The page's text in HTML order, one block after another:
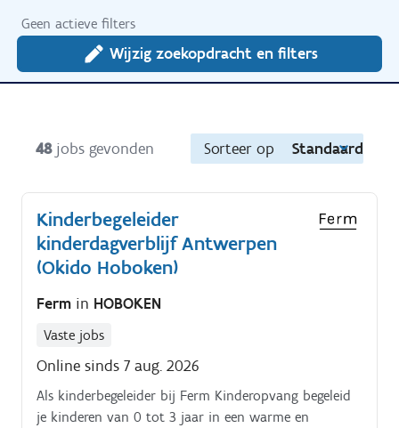
Geen actieve filters
Wijzig zoekopdracht en filters
48 jobs gevonden Sorteer op Standaard
Kinderbegeleider
kinderdagverblijf Antwerpen
(Okido Hoboken)
Ferm in HOBOKEN
Vaste jobs
Online sinds 7 aug. 2026
Als kinderbegeleider bij Ferm Kinderopvang begeleid
je kinderen van 0 tot 3 jaar in een warme en